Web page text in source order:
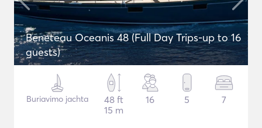
Beneteau Oceanis 48 (Full Day Trips-up to 16
guests)
Buriavimo jachta
48 ft
15 m
16 5 7